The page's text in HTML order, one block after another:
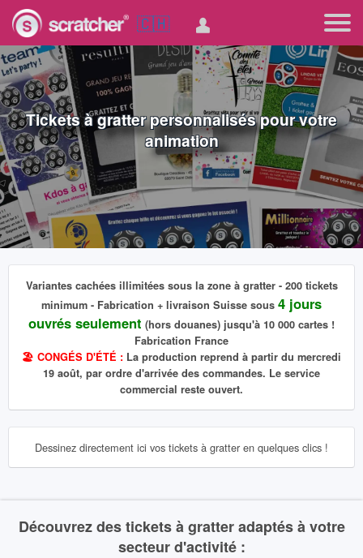
🇨🇭
Tickets à gratter personnalisés pour votre
animation
Variantes cachées illimitéessous la zone à gratter - 200 tickets
minimum - Fabrication + livraison Suisse sous 4 jours
ouvrés seulement (hors douanes) jusqu'à 10 000 cartes !
Fabrication France
🏖️ CONGÉS D'ÉTÉ : La production reprend à partir du mercredi
19 août, par ordre d'arrivée des commandes. Le service
commercial reste ouvert.
Dessinez directement ici vos tickets à gratter en quelques clics !
Découvrez des tickets à gratter adaptés à votre
secteur d'activité :